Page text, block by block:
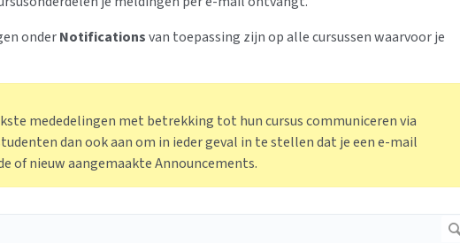
onderNotificationsvan toepassing zijn op alle cursussen waarvoor je
mededelingen met betrekking tot hun cursus communiceren via
dan ook aan om in ieder geval in te stellen dat je een e-mail
of nieuw aangemaakte Announcements.